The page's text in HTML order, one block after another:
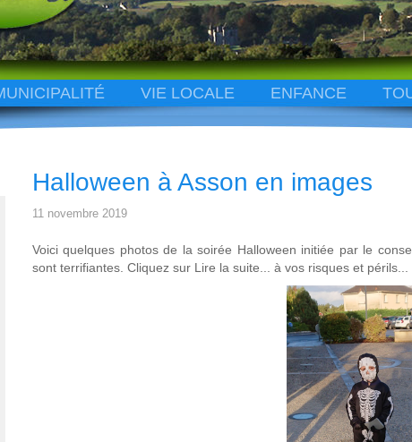
VIE LOCALE ENFANCE
Halloween à Asson en images
11 novembre 2019
Voici quelques photos de la soirée Halloween initiée par le
sont terrifiantes. Cliquez sur Lire la suite... à vos risques et